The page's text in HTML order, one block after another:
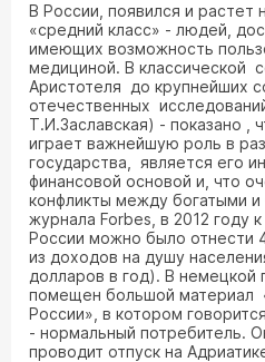
В России, появился и растет
«средний класс» - людей,
имеющих возможность
медициной. В классической
Аристотеля до крупнейших
отечественных
Т.И.Заславская) - показано ,
играет важнейшую роль в
государства, является его
финансовой основой и, что
конфликты между богатыми
журнала Forbes, в 2012 году
России можно было отнести
из доходов на душу
долларов в год). В немецкой
помещен большой материал
России», в котором
- нормальный потребитель.
проводит отпуск на